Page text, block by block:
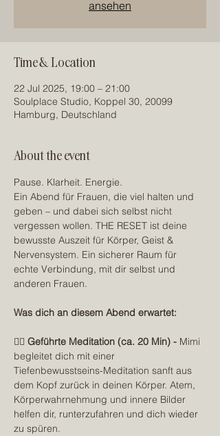
ansehen
Time & Location
22 Jul 2025, 19:00 – 21:00
Soulplace Studio, Koppel 30, 20099
Hamburg, Deutschland
About the event
Pause. Klarheit. Energie.
Ein Abend für Frauen, die viel halten und
geben – und dabei sich selbst nicht
vergessen wollen. THE RESET ist deine
bewusste Auszeit für Körper, Geist &
Nervensystem. Ein sicherer Raum für
echte Verbindung, mit dir selbst und
anderen Frauen.
Was dich an diesem Abend erwartet:
🧘‍♀️ Geführte Meditation (ca. 20 Min) - Mimi
begleitet dich mit einer
Tiefenbewusstseins-Meditation sanft aus
dem Kopf zurück in deinen Körper. Atem,
Körperwahrnehmung und innere Bilder
helfen dir, runterzufahren und dich wieder
zu spüren.